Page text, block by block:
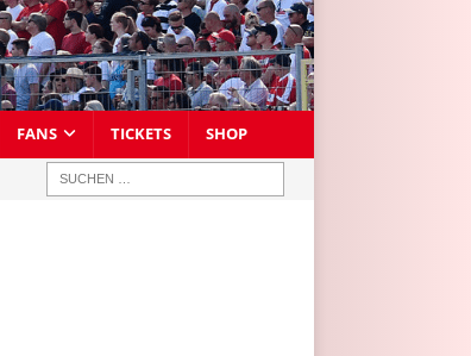
FANS TICKETS SHOP